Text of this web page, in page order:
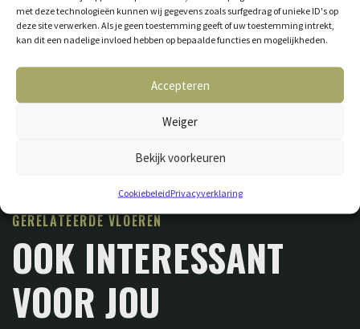
met deze technologieën kunnen wij gegevens zoals surfgedrag of unieke ID's op
deze site verwerken. Als je geen toestemming geeft of uw toestemming intrekt,
kan dit een nadelige invloed hebben op bepaalde functies en mogelijkheden.
Accepteren
Weiger
Bekijk voorkeuren
CookiebeleidPrivacyverklaring
GERELATEERDE VLOEREN
OOK INTERESSANT
VOOR JOU